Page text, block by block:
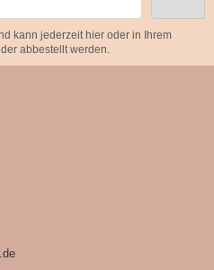
kann jederzeit hier oder in Ihrem
abbestellt werden.